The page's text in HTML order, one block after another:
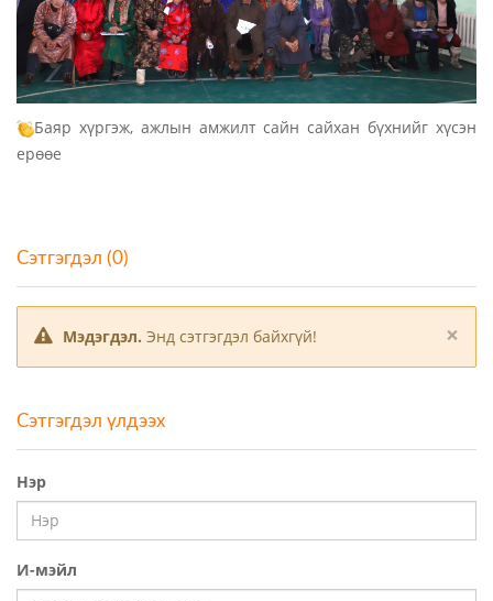
Баяр хүргэж, ажлын амжилт сайн сайхан бүхнийг хүсэн
ерөөе
Сэтгэгдэл (0)
×
Мэдэгдэл. Энд сэтгэгдэл байхгүй!
Сэтгэгдэл үлдээх
Нэр
И-мэйл